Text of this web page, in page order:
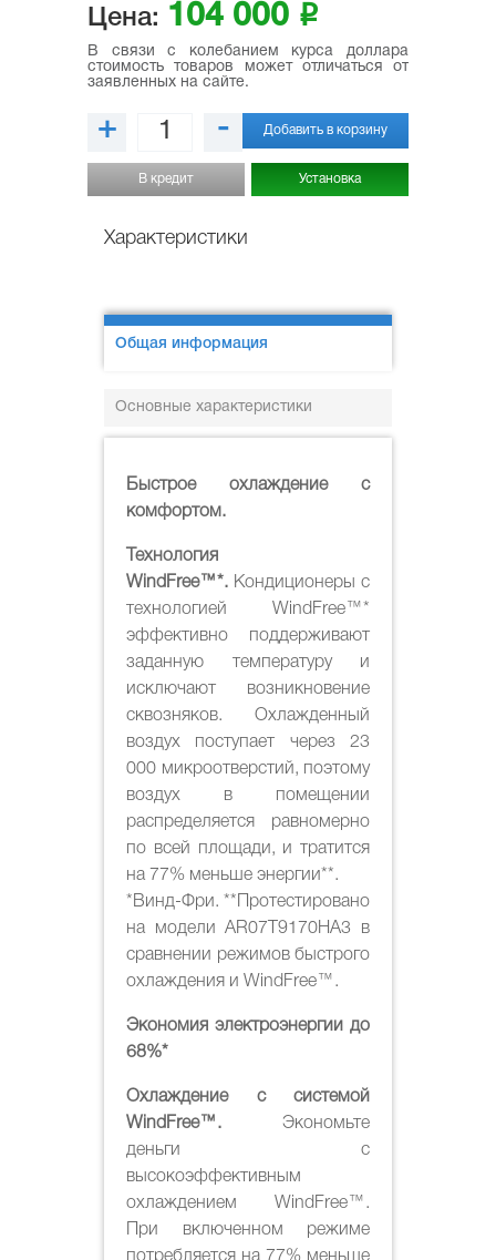
Цена: 104 000 i
В связи с колебанием курса доллара
стоимость товаров может отличаться от
заявленных на сайте.
+ - Добавить в корзину
В кредит Установка
Характеристики
Общая информация
Основные характеристики
Быстрое охлаждение с
комфортом.
Технология
WindFree™*. Кондиционеры с
технологией WindFree™*
эффективно поддерживают
заданную температуру и
исключают возникновение
сквозняков. Охлажденный
воздух поступает через 23
000 микроотверстий, поэтому
воздух в помещении
распределяется равномерно
по всей площади, и тратится
на 77% меньше энергии**.
*Винд-Фри. **Протестировано
на модели AR07T9170HA3 в
сравнении режимов быстрого
охлаждения и WindFree™.
Экономия электроэнергии до
68%*
Охлаждение с системой
WindFree™. Экономьте
деньги с
высокоэффективным
охлаждением WindFree™.
При включенном режиме
потребляется на 77% меньше